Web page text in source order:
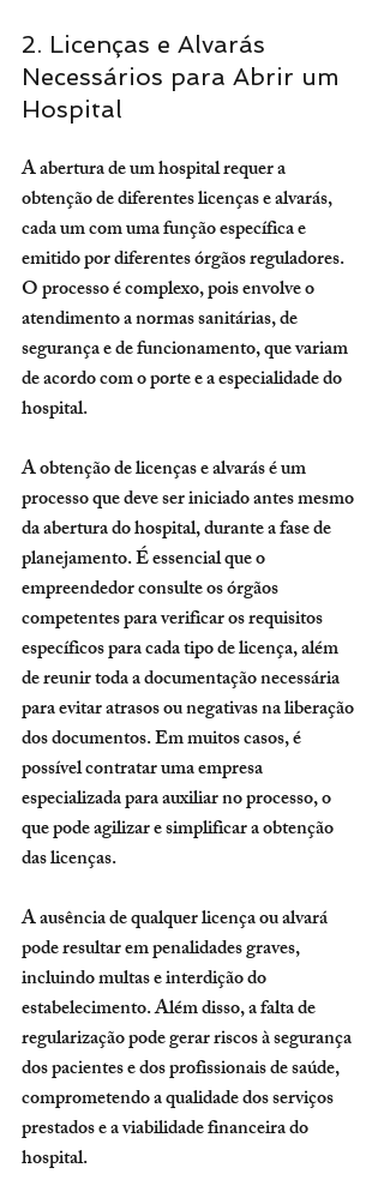
2. Licenças e Alvarás
Necessários para Abrir um
Hospital
A abertura de um hospital requer a
obtenção de diferentes licenças e alvarás,
cada um com uma função específica e
emitido por diferentes órgãos reguladores.
O processo é complexo, pois envolve o
atendimento a normas sanitárias, de
segurança e de funcionamento, que variam
de acordo com o porte e a especialidade do
hospital.
A obtenção de licenças e alvarás é um
processo que deve ser iniciado antes mesmo
da abertura do hospital, durante a fase de
planejamento. É essencial que o
empreendedor consulte os órgãos
competentes para verificar os requisitos
específicos para cada tipo de licença, além
de reunir toda a documentação necessária
para evitar atrasos ou negativas na liberação
dos documentos. Em muitos casos, é
possível contratar uma empresa
especializada para auxiliar no processo, o
que pode agilizar e simplificar a obtenção
das licenças.
A ausência de qualquer licença ou alvará
pode resultar em penalidades graves,
incluindo multas e interdição do
estabelecimento. Além disso, a falta de
regularização pode gerar riscos à segurança
dos pacientes e dos profissionais de saúde,
comprometendo a qualidade dos serviços
prestados e a viabilidade financeira do
hospital.